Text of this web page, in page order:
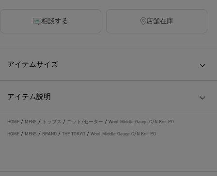
相談する 店舗在庫
アイテムサイズ
アイテム説明
HOME / MENS / トップス / ニット/セーター / Wool Middle Gauge C/N Knit PO
HOME / MENS / BRAND / THE TOKYO / Wool Middle Gauge C/N Knit PO